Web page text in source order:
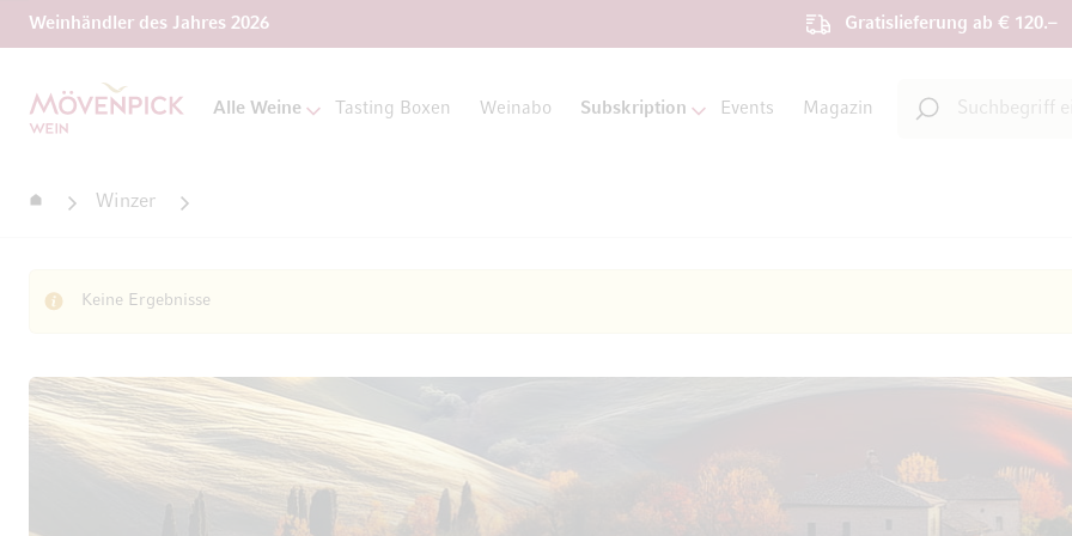
Weinhändler des Jahres 2026 Gratislieferung ab € 120.–
Zur Startseite
Alle Weine Tasting Boxen Weinabo Subskription Events Magazin
Suche
StartseiteWinzer
Keine Ergebnisse